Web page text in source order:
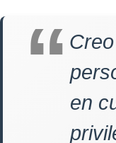
en